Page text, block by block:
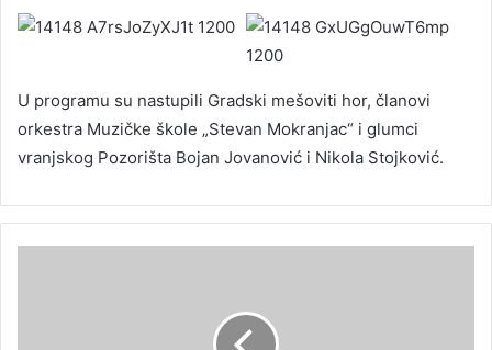
U programu su nastupili Gradski mešoviti hor, članovi
orkestra Muzičke škole „Stevan Mokranjac“ i glumci
vranjskog Pozorišta Bojan Jovanović i Nikola Stojković.